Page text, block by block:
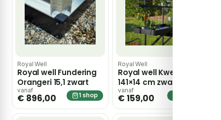
Royal Well
Royal well Fundering
Orangeri 15,1 zwart
vanaf
€ 896,00 1 shop
Royal Well
Royal well Kweekgoot
141×14 cm zwart
vanaf
€ 159,00